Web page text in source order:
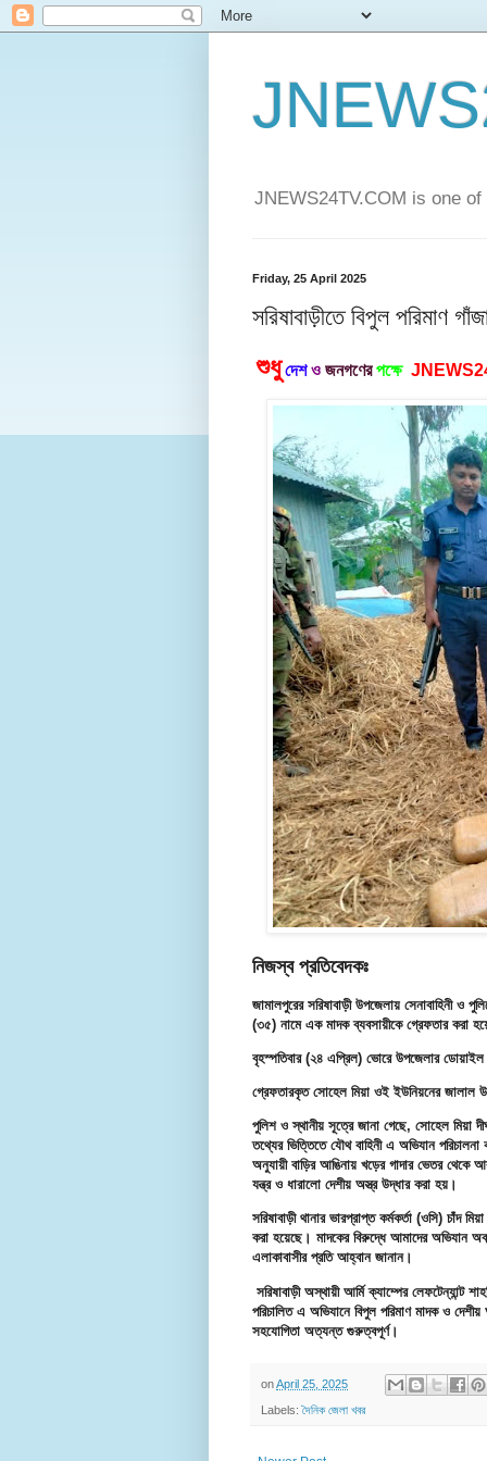
JNEWS24TV.COM is one
Friday, 25 April 2025
সরিষাবাড়ীতে বিপুল পরিমাণ
শুধু দেশ ও জনগণের পক্ষে
নিজস্ব প্রতিবেদকঃ
জামালপুরের সরিষাবাড়ী উপজেলায় সেনাবাহিনী ও
(৩৫) নামে এক মাদক ব্যবসায়ীকে গ্রেফতার করা
বৃহস্পতিবার (২৪ এপ্রিল) ভোরে উপজেলার
গ্রেফতারকৃত সোহেল মিয়া ওই ইউনিয়নের জালাল
পুলিশ ও স্থানীয় সূত্রে জানা গেছে, সোহেল মিয়া
তথ্যের ভিত্তিতে যৌথ বাহিনী এ অভিযান
অনুযায়ী বাড়ির আঙিনায় খড়ের গাদার ভেতর
যন্ত্র ও ধারালো দেশীয় অস্ত্র উদ্ধার করা হয়।
সরিষাবাড়ী থানার ভারপ্রাপ্ত কর্মকর্তা (ওসি) চাঁদ
করা হয়েছে। মাদকের বিরুদ্ধে আমাদের অভিযান
এলাকাবাসীর প্রতি আহ্বান জানান।
সরিষাবাড়ী অস্থায়ী আর্মি ক্যাম্পের লেফটেন্যান্ট
পরিচালিত এ অভিযানে বিপুল পরিমাণ মাদক ও
সহযোগিতা অত্যন্ত গুরুত্বপূর্ণ।
onApril 25, 2025
Labels:দৈনিক জেলা খবর